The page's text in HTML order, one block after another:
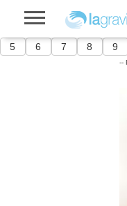
5 6 7 8 9
--